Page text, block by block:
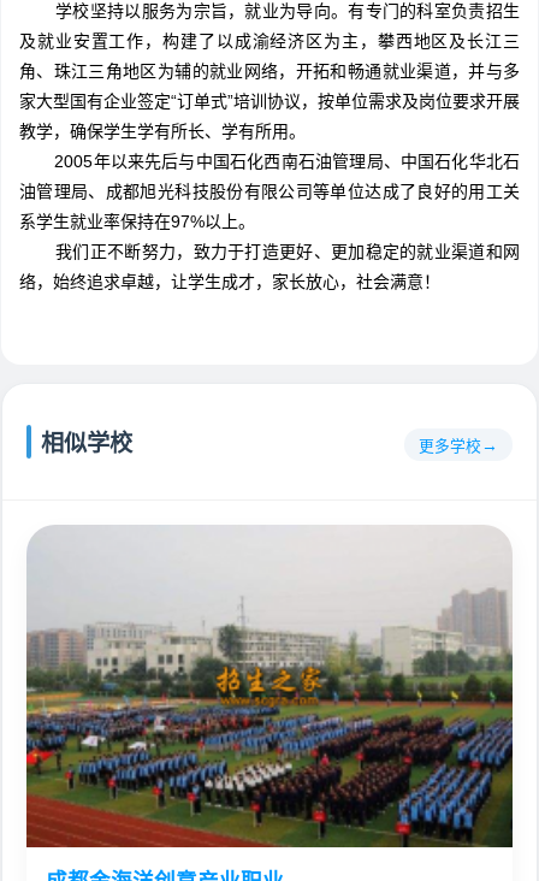
学校坚持以服务为宗旨，就业为导向。有专门的科室负责招生
及就业安置工作，构建了以成渝经济区为主，攀西地区及长江三
角、珠江三角地区为辅的就业网络，开拓和畅通就业渠道，并与多
家大型国有企业签定“订单式”培训协议，按单位需求及岗位要求开展
教学，确保学生学有所长、学有所用。
2005年以来先后与中国石化西南石油管理局、中国石化华北石
油管理局、成都旭光科技股份有限公司等单位达成了良好的用工关
系学生就业率保持在97%以上。
我们正不断努力，致力于打造更好、更加稳定的就业渠道和网
络，始终追求卓越，让学生成才，家长放心，社会满意！
相似学校 更多学校